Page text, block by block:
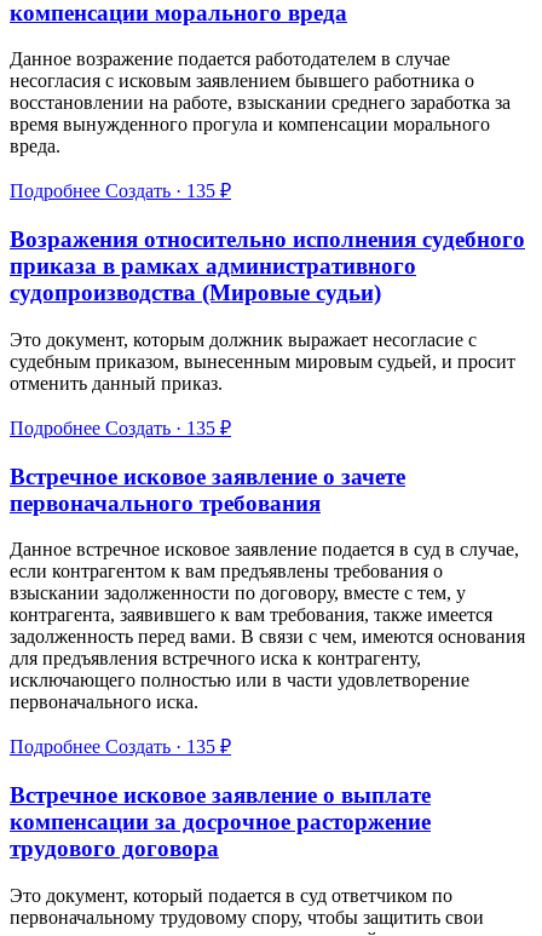
компенсации морального вреда
Данное возражение подается работодателем в случае
несогласия с исковым заявлением бывшего работника о
восстановлении на работе, взыскании среднего заработка за
время вынужденного прогула и компенсации морального
вреда.
Подробнее Создать · 135 ₽
Возражения относительно исполнения судебного
приказа в рамках административного
судопроизводства (Мировые судьи)
Это документ, которым должник выражает несогласие с
судебным приказом, вынесенным мировым судьей, и просит
отменить данный приказ.
Подробнее Создать · 135 ₽
Встречное иcковое заявление о зачете
первоначального требования
Данное встречное исковое заявление подается в суд в случае,
если контрагентом к вам предъявлены требования о
взыскании задолженности по договору, вместе с тем, у
контрагента, заявившего к вам требования, также имеется
задолженность перед вами. В связи с чем, имеются основания
для предъявления встречного иска к контрагенту,
исключающего полностью или в части удовлетворение
первоначального иска.
Подробнее Создать · 135 ₽
Встречное исковое заявление о выплате
компенсации за досрочное расторжение
трудового договора
Это документ, который подается в суд ответчиком по
первоначальному трудовому спору, чтобы защитить свои